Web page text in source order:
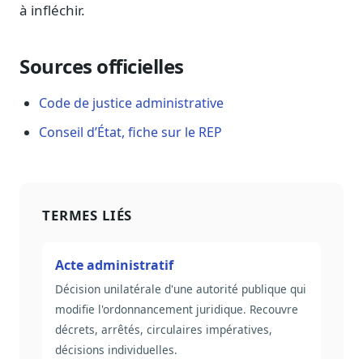
à infléchir.
Sources officielles
Code de justice administrative
Conseil d’État, fiche sur le REP
TERMES LIÉS
Acte administratif
Décision unilatérale d'une autorité publique qui
modifie l'ordonnancement juridique. Recouvre
décrets, arrêtés, circulaires impératives,
décisions individuelles.